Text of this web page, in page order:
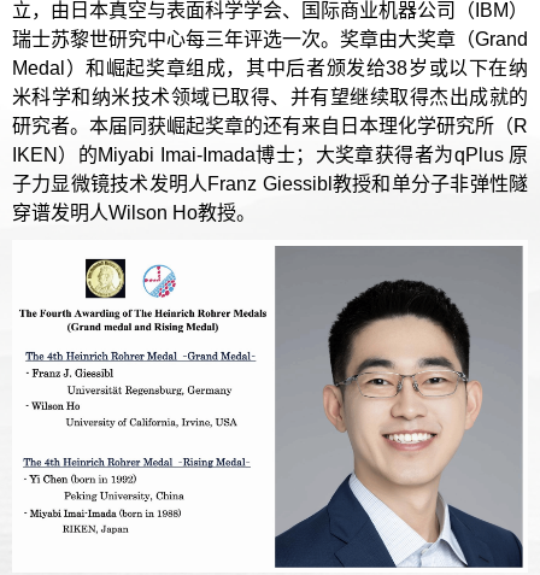
立，由日本真空与表面科学学会、国际商业机器公司（IBM）
瑞士苏黎世研究中心每三年评选一次。奖章由大奖章（Grand
Medal）和崛起奖章组成，其中后者颁发给38岁或以下在纳
米科学和纳米技术领域已取得、并有望继续取得杰出成就的
研究者。本届同获崛起奖章的还有来自日本理化学研究所（R
IKEN）的Miyabi Imai-Imada博士；大奖章获得者为qPlus 原
子力显微镜技术发明人Franz Giessibl教授和单分子非弹性隧
穿谱发明人Wilson Ho教授。